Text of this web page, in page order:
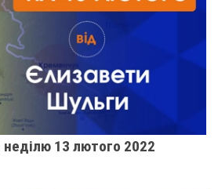
13 лютого 2022